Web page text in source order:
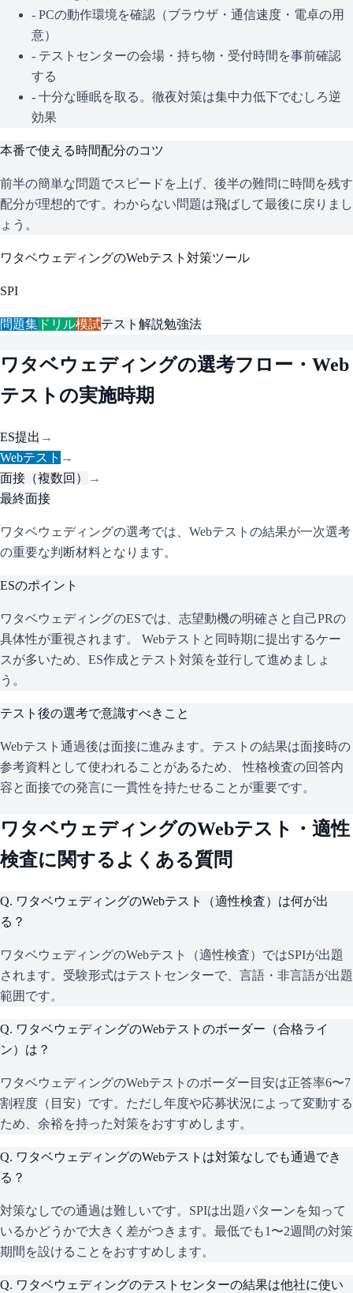
- PCの動作環境を確認（ブラウザ・通信速度・電卓の用
意）
- テストセンターの会場・持ち物・受付時間を事前確認
する
- 十分な睡眠を取る。徹夜対策は集中力低下でむしろ逆
効果
本番で使える時間配分のコツ
前半の簡単な問題でスピードを上げ、後半の難問に時間を残す
配分が理想的です。わからない問題は飛ばして最後に戻りまし
ょう。
ワタベウェディングのWebテスト対策ツール
SPI
問題集 ドリル模試テスト解説勉強法
ワタベウェディングの選考フロー・Web
テストの実施時期
ES提出 →
Webテスト →
面接（複数回）
→
最終面接
ワタベウェディングの選考では、Webテストの結果が一次選考
の重要な判断材料となります。
ESのポイント
ワタベウェディングのESでは、志望動機の明確さと自己PRの
具体性が重視されます。 Webテストと同時期に提出するケー
スが多いため、ES作成とテスト対策を並行して進めましょ
う。
テスト後の選考で意識すべきこと
Webテスト通過後は面接に進みます。テストの結果は面接時の
参考資料として使われることがあるため、 性格検査の回答内
容と面接での発言に一貫性を持たせることが重要です。
ワタベウェディングのWebテスト・適性
検査に関するよくある質問
Q. ワタベウェディングのWebテスト（適性検査）は何が出
る？
ワタベウェディングのWebテスト（適性検査）ではSPIが出題
されます。受験形式はテストセンターで、言語・非言語が出題
範囲です。
Q. ワタベウェディングのWebテストのボーダー（合格ライ
ン）は？
ワタベウェディングのWebテストのボーダー目安は正答率6〜7
割程度（目安）です。ただし年度や応募状況によって変動する
ため、余裕を持った対策をおすすめします。
Q. ワタベウェディングのWebテストは対策なしでも通過でき
る？
対策なしでの通過は難しいです。SPIは出題パターンを知って
いるかどうかで大きく差がつきます。最低でも1〜2週間の対策
期間を設けることをおすすめします。
Q. ワタベウェディングのテストセンターの結果は他社に使い